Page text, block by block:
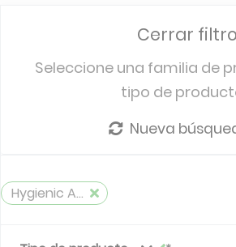
Cerrar
Seleccione una familia de
tipo de
Nueva
Hygienic Air Handlig Unit